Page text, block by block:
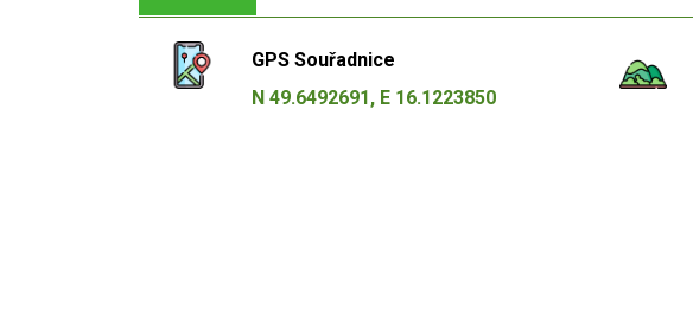
GPS Souřadnice
N 49.6492691, E 16.1223850